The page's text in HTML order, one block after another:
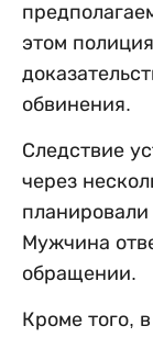
этом
обвинения.
Следствие
через
Мужчина
обращении.
Кроме того,